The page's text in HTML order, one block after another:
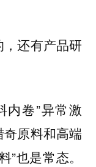
还有产品研
内卷”异常激
原料和高端
也是常态。